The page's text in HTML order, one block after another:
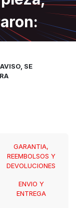
SE
GARANTIA,
REEMBOLSOS Y
DEVOLUCIONES
ENVIO Y
ENTREGA